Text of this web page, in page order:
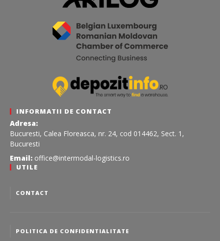
INFORMATII DE CONTACT
Adresa:
Bucuresti, Calea Floreasca, nr. 24, cod 014462, Sect. 1,
Bucuresti
Email: office@intermodal-logistics.ro
UTILE
CONTACT
POLITICA DE CONFIDENTIALITATE